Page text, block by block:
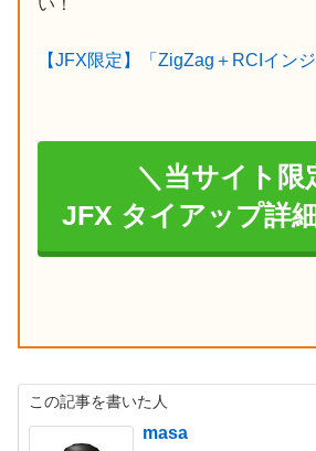
い！
【JFX限定】「ZigZag＋RCIイン
＼当サイト限
JFX タイアップ詳
この記事を書いた人
masa